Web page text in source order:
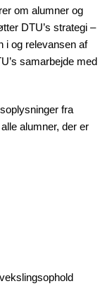
om alumner og
DTU’s strategi –
i og relevansen af
samarbejde med
fra
alumner, der er